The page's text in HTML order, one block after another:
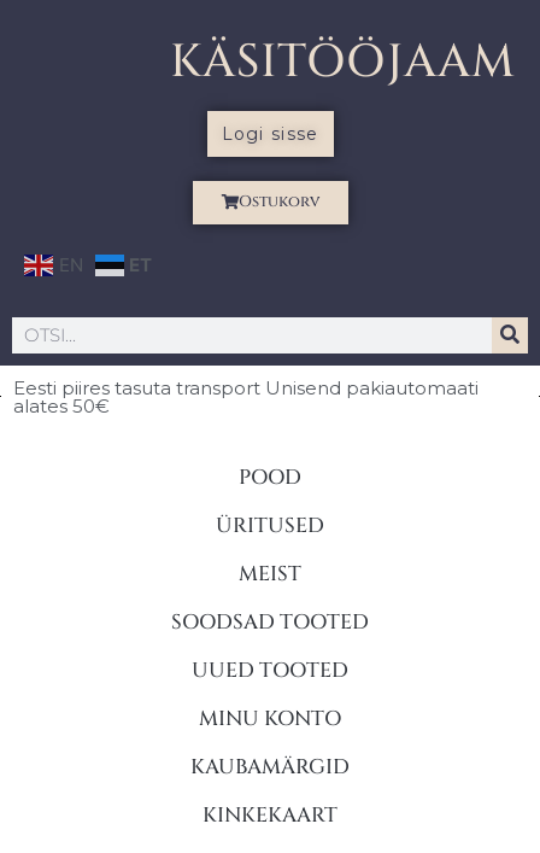
KÄSITÖÖJAAM
Logi sisse
Ostukorv
EN ET
Eesti piires tasuta transport Unisend pakiautomaati
alates 50€
POOD
ÜRITUSED
MEIST
SOODSAD TOOTED
UUED TOOTED
MINU KONTO
KAUBAMÄRGID
KINKEKAART